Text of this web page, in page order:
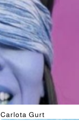
Carlota Gurt